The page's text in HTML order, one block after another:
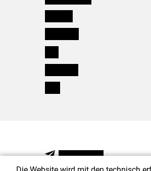
NEWSLETTER